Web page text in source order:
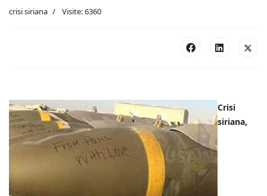
crisi siriana Visite: 6360
Crisi
siriana,